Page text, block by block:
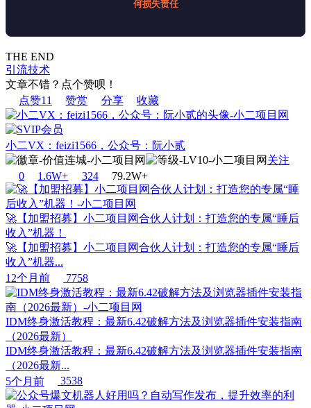
何损失责任
THE END
引流技术
文章不错？点个赞呗！
点赞11 赞赏 分享 收藏
小二VX：feizi1566，公众号：阮小贰
关注
0
1.6W+ 324 79.2W+
🚀【加盟招募】小二项目网合伙人计划：打造您的专属“睡后
收入”机器！
🚀【加盟招募】小二项目网合伙人计划：打造您的专属“睡后
收入”机器...
12个月前
7758
IDM终身激活教程：最新6.42破解方法及浏览器插件安装指南
（2026最新）
IDM终身激活教程：最新6.42破解方法及浏览器插件安装指南
（2026最新...
5个月前
3538